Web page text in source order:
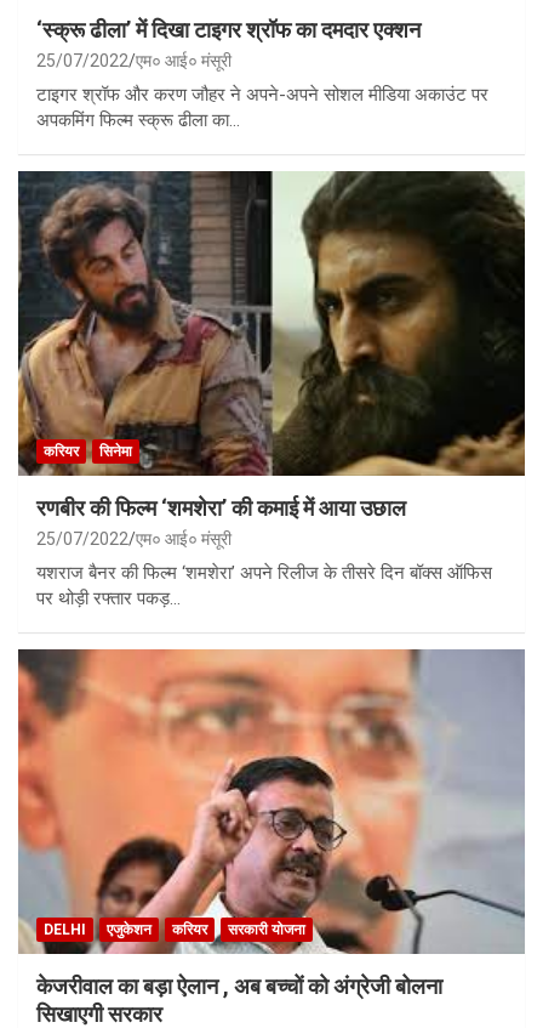
‘स्क्रू ढीला’ में दिखा टाइगर श्रॉफ का दमदार एक्शन
25/07/2022 एम० आई० मंसूरी
टाइगर श्रॉफ और करण जौहर ने अपने-अपने सोशल मीडिया अकाउंट पर
अपकमिंग फिल्म स्क्रू ढीला का…
करियर सिनेमा
रणबीर की फिल्म ‘शमशेरा’ की कमाई में आया उछाल
25/07/2022 एम० आई० मंसूरी
यशराज बैनर की फिल्म ‘शमशेरा’ अपने रिलीज के तीसरे दिन बॉक्स ऑफिस
पर थोड़ी रफ्तार पकड़…
DELHI एजुकेशन करियर सरकारी योजना
केजरीवाल का बड़ा ऐलान , अब बच्चों को अंग्रेजी बोलना
सिखाएगी सरकार